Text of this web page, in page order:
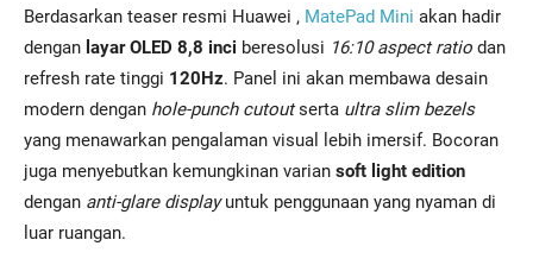
Berdasarkan teaser resmi Huawei , MatePad Mini akan hadir
dengan layar OLED 8,8 inci beresolusi 16:10 aspect ratio dan
refresh rate tinggi 120Hz. Panel ini akan membawa desain
modern dengan hole-punch cutoutserta ultra slim bezels
yang menawarkan pengalaman visual lebih imersif. Bocoran
juga menyebutkan kemungkinan varian soft light edition
dengan anti-glare displayuntuk penggunaan yang nyaman di
luar ruangan.